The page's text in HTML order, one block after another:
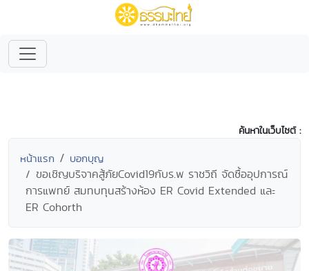
ค้นหาในเว็บไซต์ :
หน้าแรก บอกบุญ
ขอเชิญบริจาคสู้ภัยCovid19กับร.พ ราชวิถี จัดซื้ออุปการณ์
การแพทย์ สมทบทุนสร้างห้อง ER Covid Extended และ
ER Cohorth